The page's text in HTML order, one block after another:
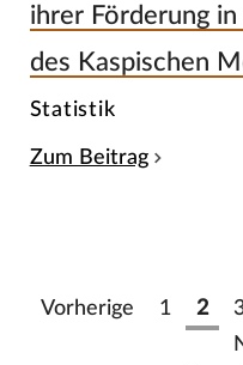
ihrer Förderung
des Kaspischen
Statistik
Zum Beitrag
Vorherige 1 2